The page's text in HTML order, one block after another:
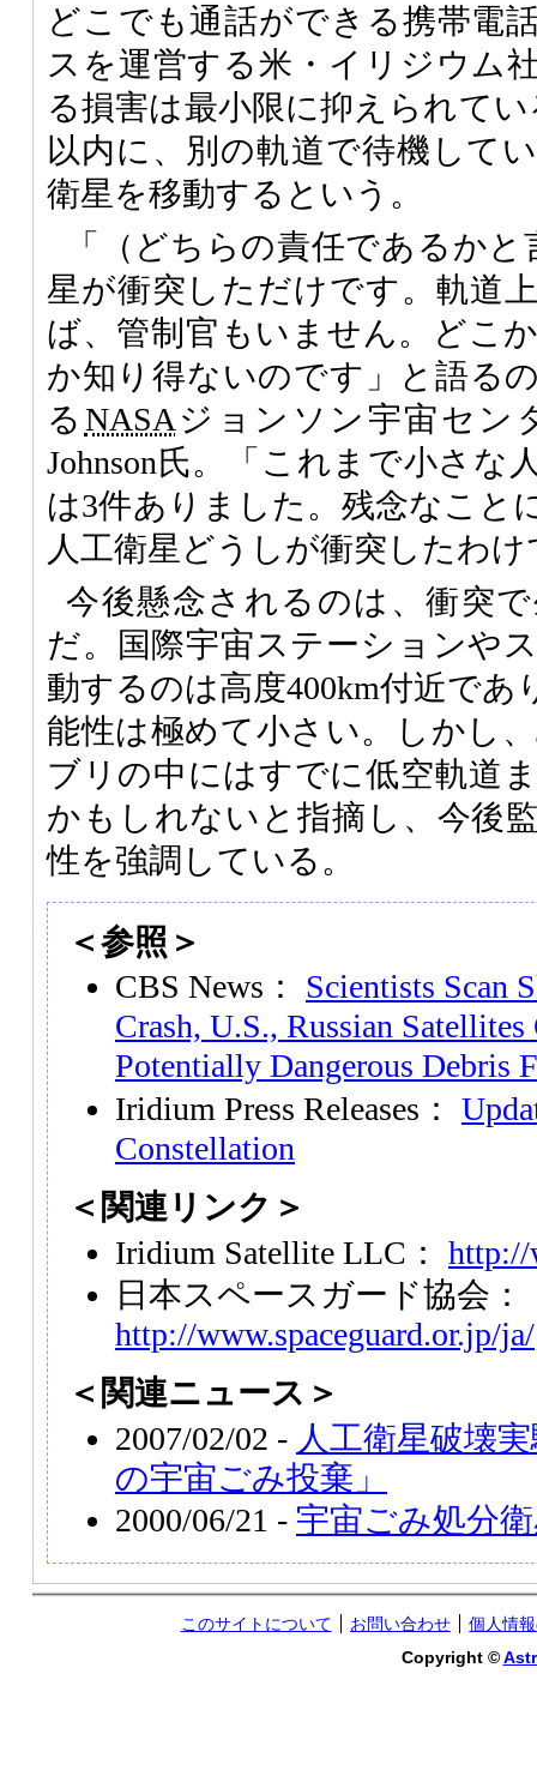
どこでも通話ができる携帯電
スを運営する米・イリジウム
る損害は最小限に抑えられて
以内に、別の軌道で待機して
衛星を移動するという。
「（どちらの責任であるか
星が衝突しただけです。軌道
ば、管制官もいません。どこ
か知り得ないのです」と語る
る NASA ジョンソン宇宙セン
Johnson氏。「これまで小さな
は3件ありました。残念なこと
人工衛星どうしが衝突したわけ
今後懸念されるのは、衝突
だ。国際宇宙ステーションや
動するのは高度400km付近であ
能性は極めて小さい。しかし
ブリの中にはすでに低空軌道
かもしれないと指摘し、今後
性を強調している。
＜参照＞
CBS News： Scientists Scan
Crash, U.S., Russian
Potentially Dangerous Debris
Iridium Press Releases：
Constellation
＜関連リンク＞
Iridium Satellite LLC：
日本スペースガード協会：
http://www.spaceguard.or.jp/ja/
＜関連ニュース＞
2007/02/02 - 人工衛星破壊
の宇宙ごみ投棄」
2000/06/21 - 宇宙ごみ処分
このサイトについて お問い合わせ
個人情
Copyright ©